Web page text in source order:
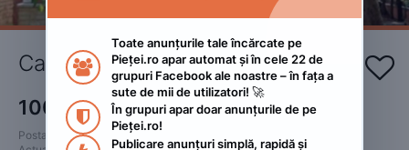
Casa Fifi Costinești Tabără 
100 RON
Postat
2024. august 17.

Toate anunțurile tale încărcate pe
Pieței.ro apar automat și în cele 22 de
grupuri Facebook ale noastre – în fața a
sute de mii de utilizatori! 🚀

În grupuri apar doar anunțurile de pe
Pieței.ro!
Publicare anunțuri simplă, rapidă și